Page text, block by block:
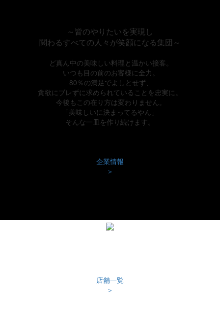
～皆のやりたいを実現し
関わるすべての人々が笑顔になる集団～
ど真ん中の美味しい料理と温かい接客。
いつも目の前のお客様に全力。
80％の満足でよしとせず、
貪欲にブレずに求められていることを忠実に。
今後もこの在り方は変わりません。
「美味しいに決まってるやん」
そんな一皿を作り続けます。
企業情報
＞
店舗一覧
＞